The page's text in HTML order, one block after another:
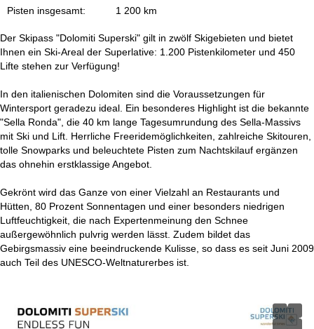
Pisten insgesamt: 1 200 km
Der Skipass "Dolomiti Superski" gilt in zwölf Skigebieten und bietet
Ihnen ein Ski-Areal der Superlative: 1.200 Pistenkilometer und 450
Lifte stehen zur Verfügung!
In den italienischen Dolomiten sind die Voraussetzungen für
Wintersport geradezu ideal. Ein besonderes Highlight ist die bekannte
"Sella Ronda", die 40 km lange Tagesumrundung des Sella-Massivs
mit Ski und Lift. Herrliche Freeridemöglichkeiten, zahlreiche Skitouren,
tolle Snowparks und beleuchtete Pisten zum Nachtskilauf ergänzen
das ohnehin erstklassige Angebot.
Gekrönt wird das Ganze von einer Vielzahl an Restaurants und
Hütten, 80 Prozent Sonnentagen und einer besonders niedrigen
Luftfeuchtigkeit, die nach Expertenmeinung den Schnee
außergewöhnlich pulvrig werden lässt. Zudem bildet das
Gebirgsmassiv eine beeindruckende Kulisse, so dass es seit Juni 2009
auch Teil des UNESCO-Weltnaturerbes ist.